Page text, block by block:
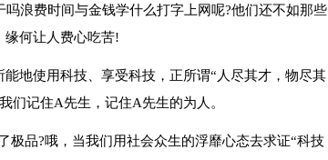
浪费时间与金钱学什么打字上网呢?他们还不如那些
缘何让人费心吃苦!
地使用科技、享受科技，正所谓“人尽其才，物尽其
们记住A先生，记住A先生的为人。
极品?哦，当我们用社会众生的浮靡心态去求证“科技